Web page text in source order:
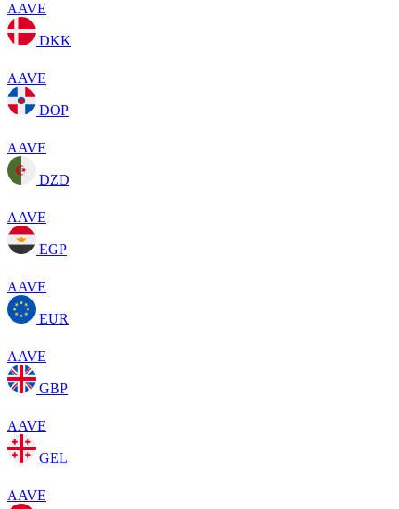
AAVE
DKK
AAVE
DOP
AAVE
DZD
AAVE
EGP
AAVE
EUR
AAVE
GBP
AAVE
GEL
AAVE